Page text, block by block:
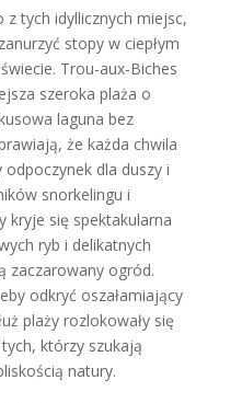
z tych idyllicznych miejsc,
stopy w ciepłym
Trou-aux-Biches
szeroka plaża o
laguna bez
że każda chwila
dla duszy i
snorkelingu i
kryje się spektakularna
ryb i delikatnych
zaczarowany ogród.
odkryć oszałamiający
plaży rozlokowały się
którzy szukają
natury.